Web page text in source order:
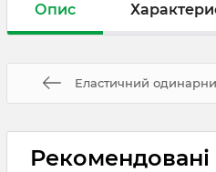
Опис
Еластичний
Рекомендовані